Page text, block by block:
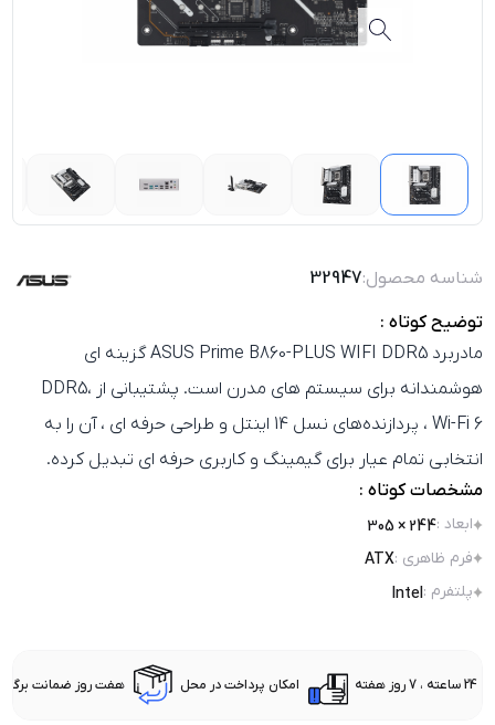
شناسه محصول:32947
توضیح کوتاه :
مادربرد ASUS Prime B860-PLUS WIFI DDR5 گزینه‌ ای
هوشمندانه برای سیستم‌ های مدرن است. پشتیبانی از DDR5،
Wi-Fi 6 ، پردازنده‌های نسل 14 اینتل و طراحی حرفه‌ ای ، آن را به
انتخابی تمام‌ عیار برای گیمینگ و کاربری حرفه‌ ای تبدیل کرده.
مشخصات کوتاه :
ابعاد :
244 × 305
فرم ظاهری :
ATX
پلتفرم :
Intel
24 ساعته ، 7 روز هفته امکان پرداخت در محل هفت روز ضمانت